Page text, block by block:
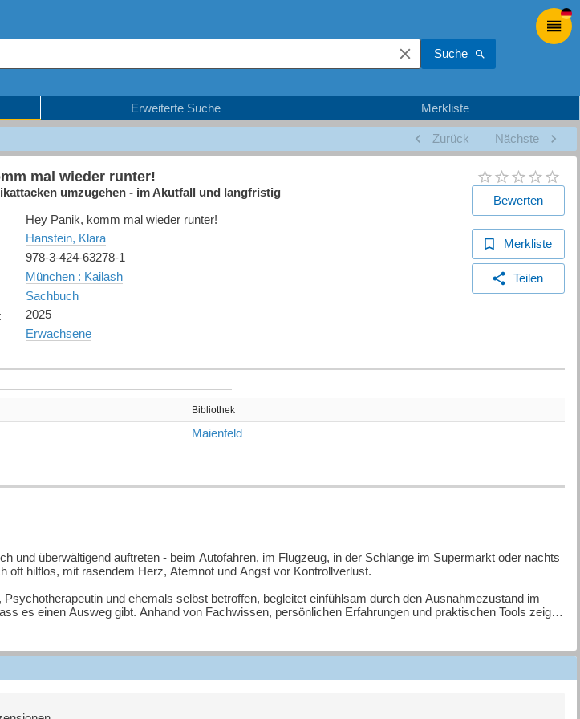
Suche
Erweiterte Suche Merkliste
Zurück Nächste
mal wieder runter!
umzugehen - im Akutfall und langfristig
Hey Panik, komm mal wieder runter!
Hanstein, Klara
978-3-424-63278-1
München : Kailash
Sachbuch
2025
Erwachsene
Bewerten
Merkliste
Teilen
Bibliothek
Maienfeld
und überwältigend auftreten - beim Autofahren, im Flugzeug, in der Schlange im Supermarkt oder nachts
oft hilflos, mit rasendem Herz, Atemnot und Angst vor Kontrollverlust.
und ehemals selbst betroffen, begleitet einfühlsam durch den Ausnahmezustand im
es einen Ausweg gibt. Anhand von Fachwissen, persönlichen Erfahrungen und praktischen Tools zeigt
und was dabei im Körper passiert,
einkehren können.
und wissenschaftlich fundierten Anleitungen hilft sie, das Nervensystem zu beruhigen und das Vertrauen